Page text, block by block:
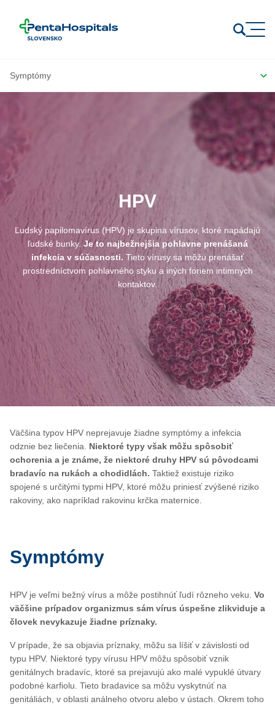
HPV
Ľudský papilomavírus (HPV) je skupina vírusov, ktoré napádajú
ľudské bunky.Je to najbežnejšia pohlavne prenášaná
infekcia v súčasnosti.Tieto vírusy sa môžu prenášať
prostredníctvom pohlavného styku a iných foriem intimných
kontaktov.
Väčšina typov HPV neprejavuje žiadne symptómy a infekcia
odznie bez liečenia. Niektoré typy však môžu spôsobiť
ochorenia a je známe, že niektoré druhy HPV sú pôvodcami
bradavíc na rukách a chodidlách. Taktiež existuje riziko
spojené s určitými typmi HPV, ktoré môžu priniesť zvýšené riziko
rakoviny, ako napríklad rakovinu krčka maternice.
Symptómy
HPV je veľmi bežný vírus a môže postihnúť ľudí rôzneho veku. Vo
väčšine prípadov organizmus sám vírus úspešne zlikviduje a
človek nevykazuje žiadne príznaky.
V prípade, že sa objavia príznaky, môžu sa líšiť v závislosti od
typu HPV. Niektoré typy vírusu HPV môžu spôsobiť vznik
genitálnych bradavíc, ktoré sa prejavujú ako malé vypuklé útvary
podobné karfiolu. Tieto bradavice sa môžu vyskytnúť na
genitáliách, v oblasti análneho otvoru alebo v ústach. Okrem toho